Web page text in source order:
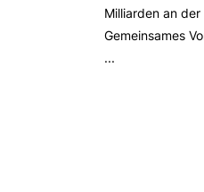
Milliarden an
Gemeinsames
...